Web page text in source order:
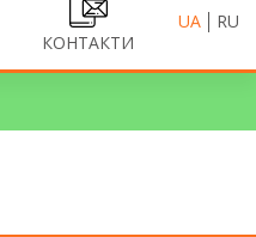
КОНТАКТИ
UA RU